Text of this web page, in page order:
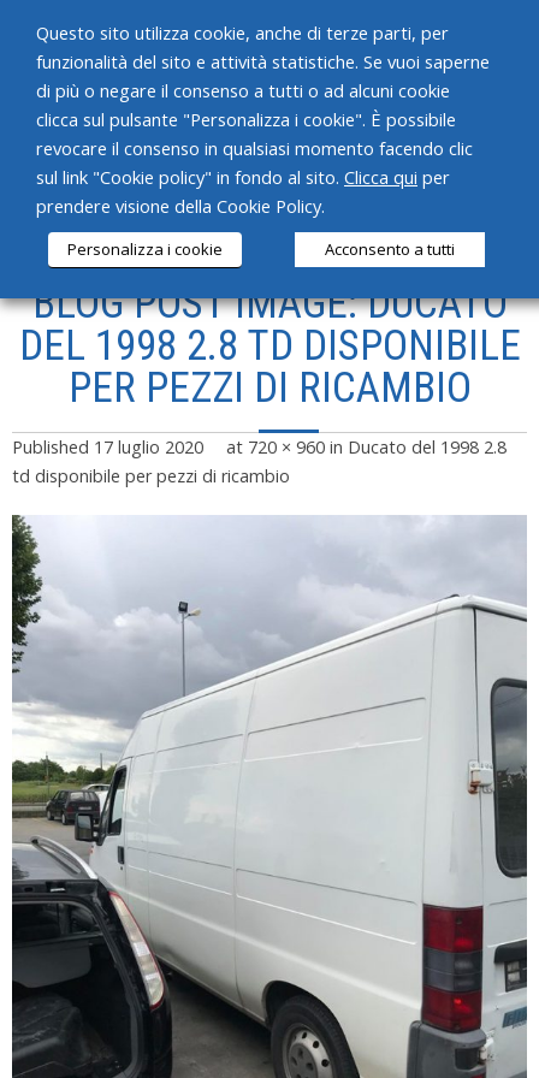
HOME
CHI SIAMO
SERVIZI
PRODOTTI
NEWS
CONTATTI
BLOG POST IMAGE: DUCATO
DEL 1998 2.8 TD DISPONIBILE
PER PEZZI DI RICAMBIO
Published 17 luglio 2020 at 720 × 960 in Ducato del 1998 2.8
td disponibile per pezzi di ricambio
Questo sito utilizza cookie, anche di terze parti, per
funzionalità del sito e attività statistiche. Se vuoi saperne
di più o negare il consenso a tutti o ad alcuni cookie
clicca sul pulsante "Personalizza i cookie". È possibile
revocare il consenso in qualsiasi momento facendo clic
sul link "Cookie policy" in fondo al sito. Clicca qui per
prendere visione della Cookie Policy.
Personalizza i cookie Acconsento a tutti